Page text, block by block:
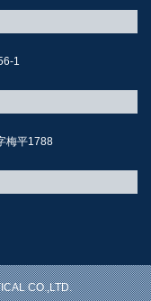
1
梅平1788
CO.,LTD.